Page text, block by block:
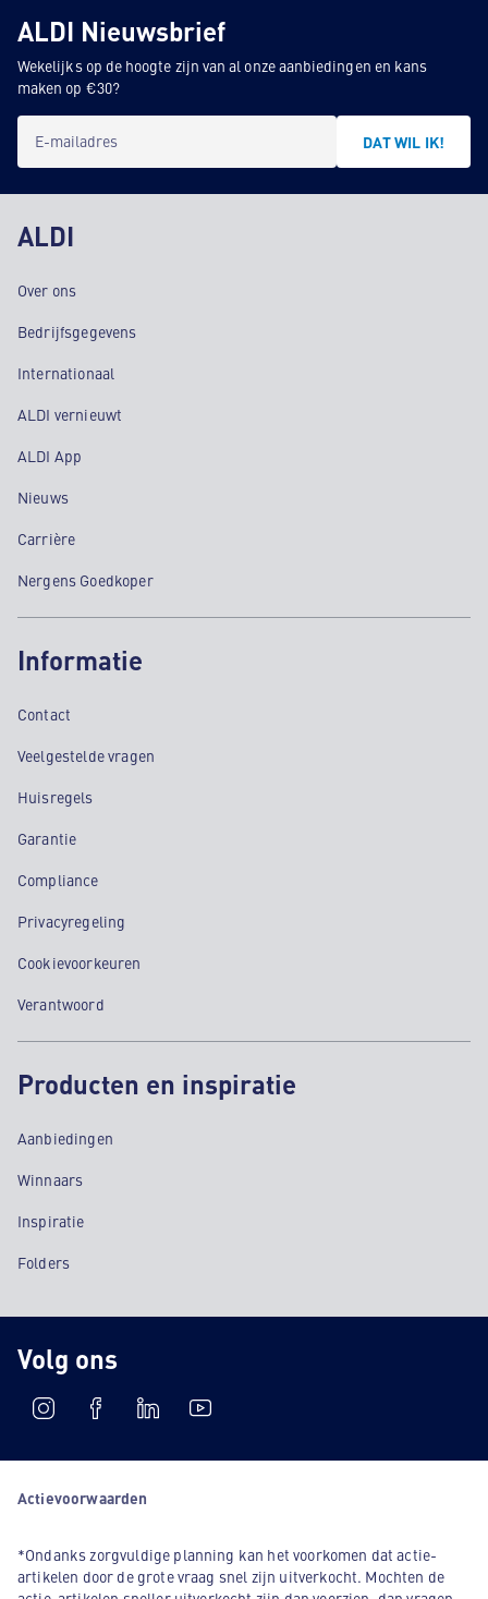
ALDI Nieuwsbrief
Wekelijks op de hoogte zijn van al onze aanbiedingen en kans
maken op €30?
E-mailadres DAT WIL IK!
ALDI
Over ons
Bedrijfsgegevens
Internationaal
ALDI vernieuwt
ALDI App
Nieuws
Carrière
Nergens Goedkoper
Informatie
Contact
Veelgestelde vragen
Huisregels
Garantie
Compliance
Privacyregeling
Cookievoorkeuren
Verantwoord
Producten en inspiratie
Aanbiedingen
Winnaars
Inspiratie
Folders
Volg ons
Actievoorwaarden
*Ondanks zorgvuldige planning kan het voorkomen dat actie-
artikelen door de grote vraag snel zijn uitverkocht. Mochten de